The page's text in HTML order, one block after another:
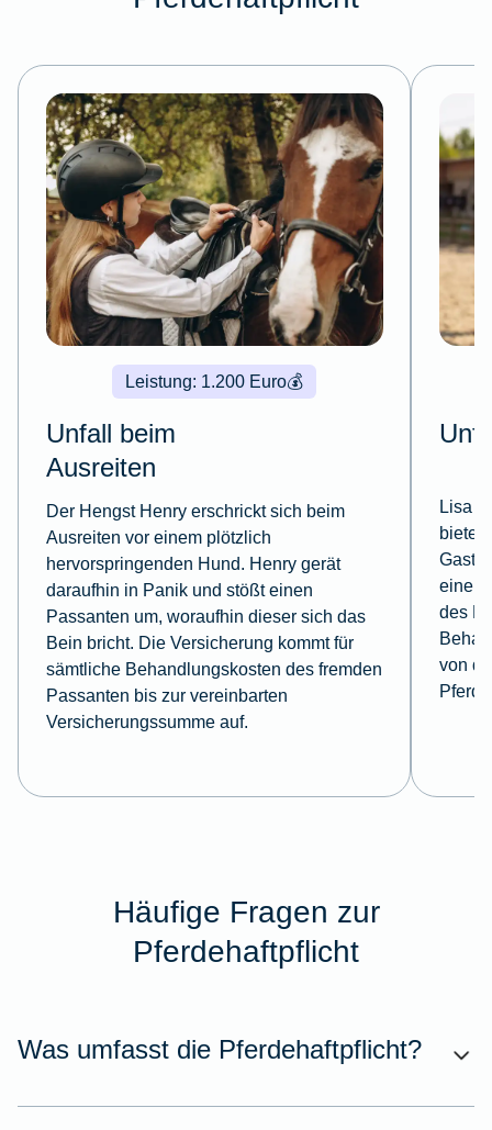
💰
Leistung: 1.200 Euro
Unfall beim
Ausreiten
Der Hengst Henry erschrickt sich beim
Ausreiten vor einem plötzlich
hervorspringenden Hund. Henry gerät
daraufhin in Panik und stößt einen
Passanten um, woraufhin dieser sich das
Bein bricht. Die Versicherung kommt für
sämtliche Behandlungskosten des fremden
Passanten bis zur vereinbarten
Versicherungssumme auf.
Lisa
bietet
einem
des
von
Häufige Fragen zur
Pferdehaftpflicht
Was umfasst die Pferdehaftpflicht?